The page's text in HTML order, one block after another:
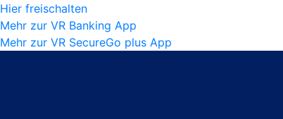
Hier freischalten
Mehr zur VR Banking App
Mehr zur VR SecureGo plus App